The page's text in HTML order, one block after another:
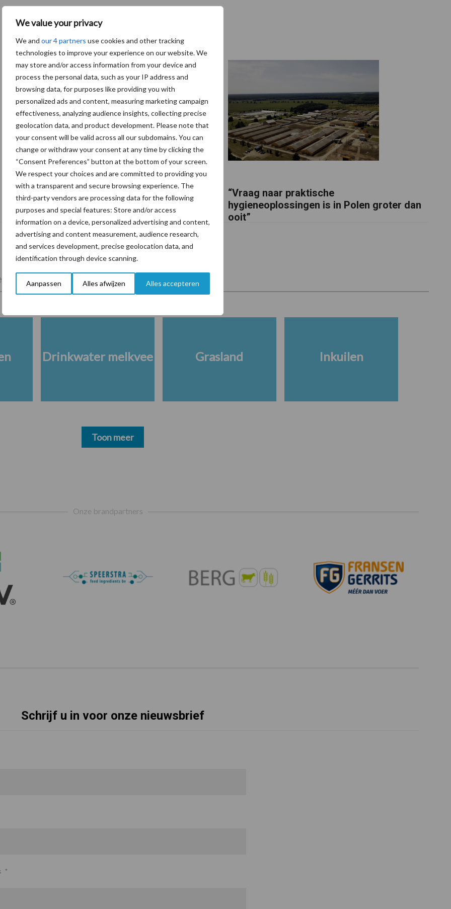
We value your privacy
We and our 4 partners use cookies and other tracking
technologies to improve your experience on our website. We
may store and/or access information from your device and
process the personal data, such as your IP address and
browsing data, for purposes like providing you with
personalized ads and content, measuring marketing campaign
effectiveness, analyzing audience insights, collecting precise
geolocation data, and product development. Please note that
your consent will be valid across all our subdomains. You can
change or withdraw your consent at any time by clicking the
“Consent Preferences” button at the bottom of your screen.
We respect your choices and are committed to providing you
with a transparent and secure browsing experience. The
third-party vendors are processing data for the following
purposes and special features: Store and/or access
information on a device, personalized advertising and content,
advertising and content measurement, audience research,
and services development, precise geolocation data, and
identification through device scanning.
Aanpassen Alles afwijzen Alles accepteren
Tien praktische tips voor een langere
levensduur
“Vraag naar praktische
hygieneoplossingen is in Polen groter dan
ooit”
Veevoer Wet en regelgeving
Drinkwater melkvee Grasland Inkuilen
Toon meer
Onze brandpartners
Schrijf u in voor onze nieuwsbrief
*